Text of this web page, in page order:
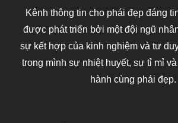
Kênh thông tin cho phái đẹp đáng
được phát triển bởi một đội ngũ
sự kết hợp của kinh nghiệm và tư
trong mình sự nhiệt huyết, sự tỉ mỉ
hành cùng phái đẹp.